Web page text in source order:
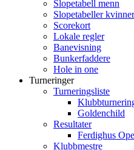
Slopetabell menn
Slopetabeller kvinner
Scorekort
Lokale regler
Banevisning
Bunkerfaddere
Hole in one
Turneringer
Turneringsliste
Goldenchild
Resultater
Ferdighus
Klubbmestre